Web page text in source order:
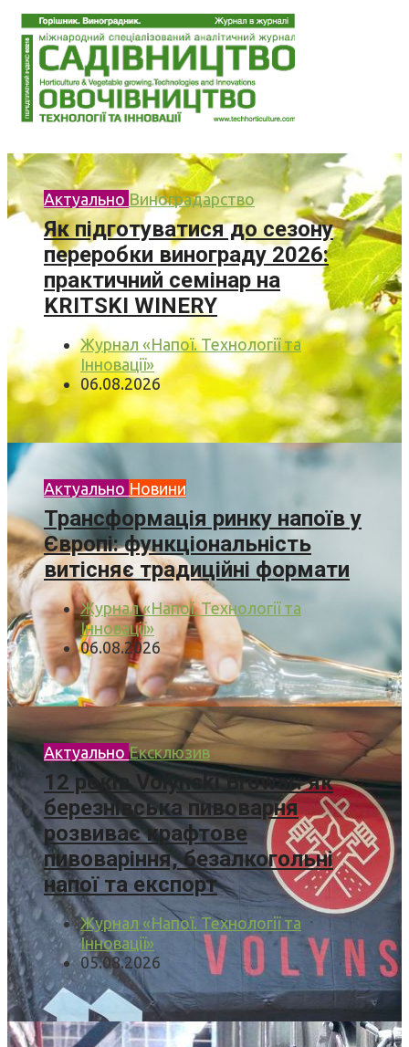
Актуально Виноградарство
Як підготуватися до сезону
переробки винограду 2026:
практичний семінар на
KRITSKI WINERY
Журнал «Напої. Технології та
Інновації»
06.08.2026
Актуально Новини
Трансформація ринку напоїв у
Європі: функціональність
витісняє традиційні формати
Журнал «Напої. Технології та
Інновації»
06.08.2026
Актуально Ексклюзив
12 років Volynski Browar: як
березнівська пивоварня
розвиває крафтове
пивоваріння, безалкогольні
напої та експорт
Журнал «Напої. Технології та
Інновації»
05.08.2026